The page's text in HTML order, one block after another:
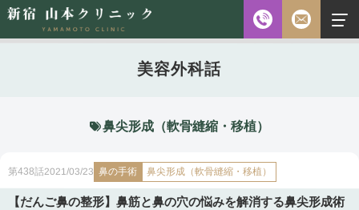
お電話
休診日 水・日・祝日
ご予約前に必ず下記のページをご確認ください。
ご予約について
美容外科話
鼻尖形成（軟骨縫縮・移植）
第438話2021/03/23 鼻の手術 鼻尖形成（軟骨縫縮・移植）
【だんご鼻の整形】鼻筋と鼻の穴の悩みを解消する鼻尖形成術